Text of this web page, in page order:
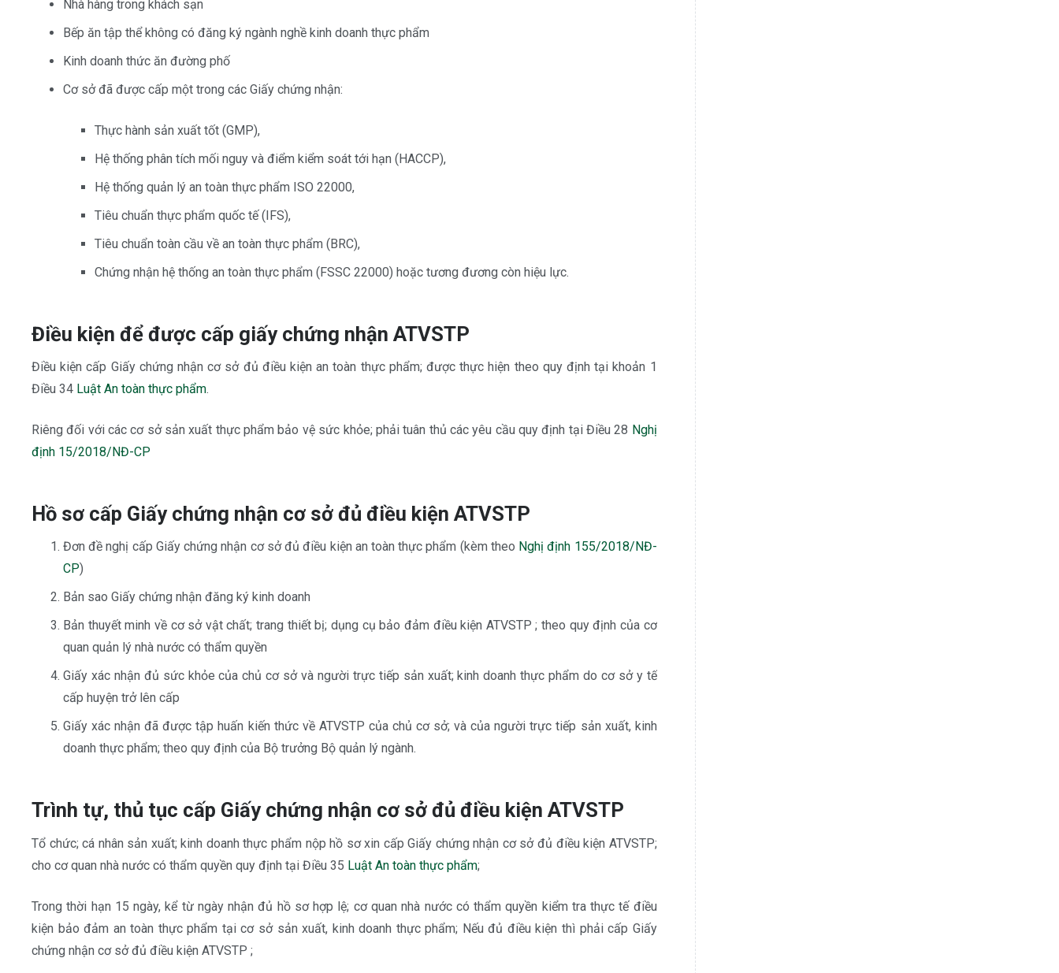
Nhà hàng trong khách sạn
Bếp ăn tập thể không có đăng ký ngành nghề kinh doanh thực phẩm
Kinh doanh thức ăn đường phố
Cơ sở đã được cấp một trong các Giấy chứng nhận:
Thực hành sản xuất tốt (GMP),
Hệ thống phân tích mối nguy và điểm kiểm soát tới hạn (HACCP),
Hệ thống quản lý an toàn thực phẩm ISO 22000,
Tiêu chuẩn thực phẩm quốc tế (IFS),
Tiêu chuẩn toàn cầu về an toàn thực phẩm (BRC),
Chứng nhận hệ thống an toàn thực phẩm (FSSC 22000) hoặc tương đương còn hiệu lực.
Điều kiện để được cấp giấy chứng nhận ATVSTP
Điều kiện cấp Giấy chứng nhận cơ sở đủ điều kiện an toàn thực phẩm; được thực hiện theo quy định tại khoản 1
Điều 34 Luật An toàn thực phẩm.
Riêng đối với các cơ sở sản xuất thực phẩm bảo vệ sức khỏe; phải tuân thủ các yêu cầu quy định tại Điều 28 Nghị
định 15/2018/NĐ-CP
Hồ sơ cấp Giấy chứng nhận cơ sở đủ điều kiện ATVSTP
Đơn đề nghị cấp Giấy chứng nhận cơ sở đủ điều kiện an toàn thực phẩm (kèm theo Nghị định 155/2018/NĐ-
CP)
Bản sao Giấy chứng nhận đăng ký kinh doanh
Bản thuyết minh về cơ sở vật chất; trang thiết bị; dụng cụ bảo đảm điều kiện ATVSTP ; theo quy định của cơ
quan quản lý nhà nước có thẩm quyền
Giấy xác nhận đủ sức khỏe của chủ cơ sở và người trực tiếp sản xuất; kinh doanh thực phẩm do cơ sở y tế
cấp huyện trở lên cấp
Giấy xác nhận đã được tập huấn kiến thức về ATVSTP của chủ cơ sở; và của người trực tiếp sản xuất, kinh
doanh thực phẩm; theo quy định của Bộ trưởng Bộ quản lý ngành.
Trình tự, thủ tục cấp Giấy chứng nhận cơ sở đủ điều kiện ATVSTP
Tổ chức; cá nhân sản xuất; kinh doanh thực phẩm nộp hồ sơ xin cấp Giấy chứng nhận cơ sở đủ điều kiện ATVSTP;
cho cơ quan nhà nước có thẩm quyền quy định tại Điều 35 Luật An toàn thực phẩm;
Trong thời hạn 15 ngày, kể từ ngày nhận đủ hồ sơ hợp lệ; cơ quan nhà nước có thẩm quyền kiểm tra thực tế điều
kiện bảo đảm an toàn thực phẩm tại cơ sở sản xuất, kinh doanh thực phẩm; Nếu đủ điều kiện thì phải cấp Giấy
chứng nhận cơ sở đủ điều kiện ATVSTP ;